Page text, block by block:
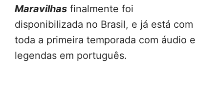
Maravilhas finalmente foi
disponibilizada no Brasil, e já está com
toda a primeira temporada com áudio e
legendas em português.